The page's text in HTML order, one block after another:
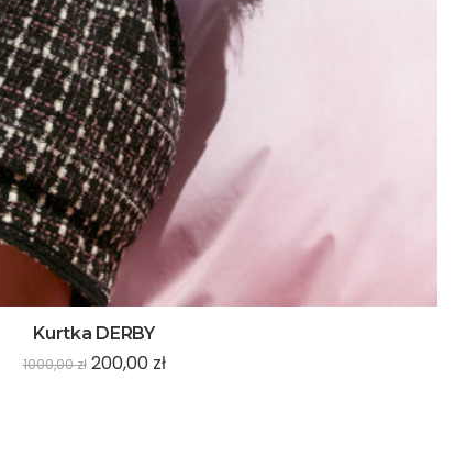
Kurtka DERBY
1000,00zł 200,00 zł